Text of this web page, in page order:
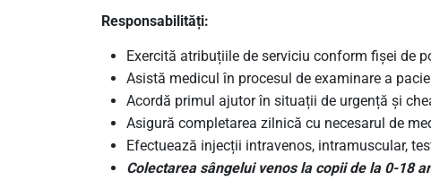
Responsabilități:
Exercită atribuțiile de serviciu conform fișei de
Asistă medicul în procesul de examinare a
Acordă primul ajutor în situații de urgență și
Asigură completarea zilnică cu necesarul de
Efectuează injecții intravenos, intramuscular,
Colectarea sângelui venos la copii de la 0-18